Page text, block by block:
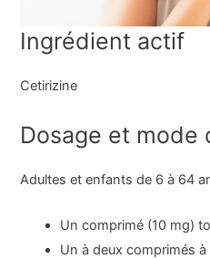
Ingrédient actif
Cetirizine
Dosage et mode
Adultes et enfants de 6 à 64
Un comprimé (10 mg)
Un à deux comprimés